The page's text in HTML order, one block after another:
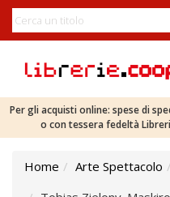
Per gli acquisti online: spese di
o con tessera fedeltà
Home Arte Spettacolo